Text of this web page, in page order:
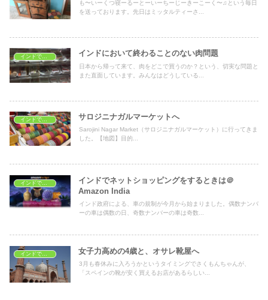
も〜いーくつ寝ーるーとーいーちーじーきーこーく〜♫という毎日
を送っております。先日はミッタルティーさ...
インドにおいて終わることのない肉問題
日本から帰って来て、肉をどこで買うのか？という、切実な問題と
また直面しています。みんなはどうしている...
インドでショッピング サロジニナガルマーケットへ
Sarojini Nagar Market（サロジニナガルマーケット）に行ってきま
した。【地図】目的...
インドでショッピング
インドでネットショッピングをするときは＠
Amazon India
インド政府による、車の規制が今月から始まりました。偶数ナンバ
ーの車は偶数の日、奇数ナンバーの車は奇数...
女子力高めの4歳と、オサレ靴屋へ
3月も春休みに入ろうかというタイミングでさくもんちゃんが、
「スペインの靴が安く買えるお店があるらしい...